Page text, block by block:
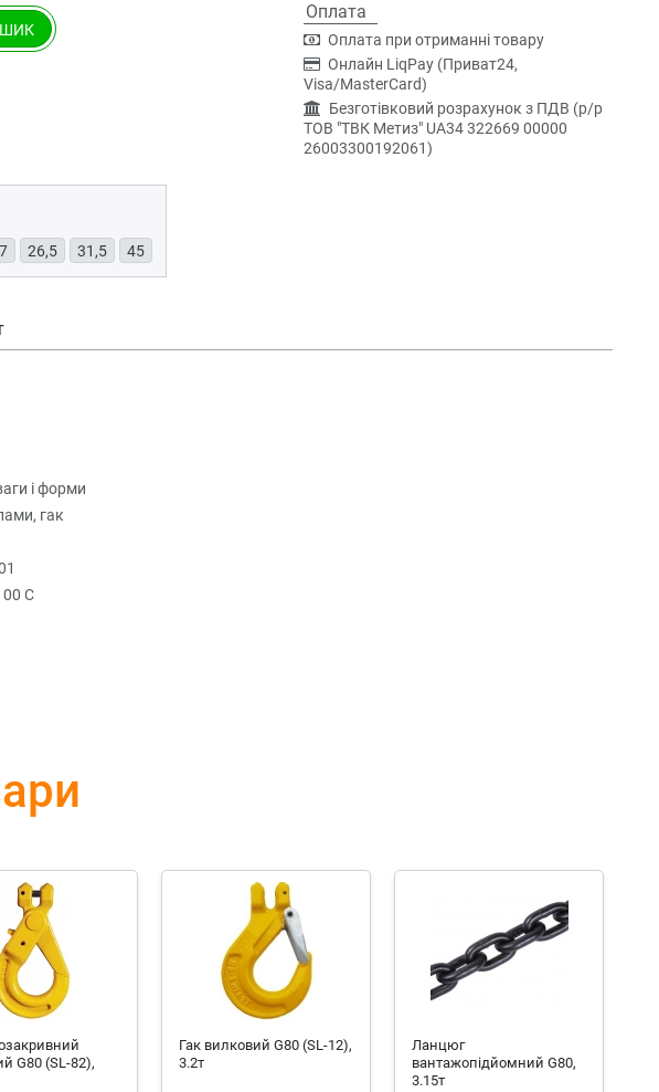
Оплата
Оплата при отриманні товару
Онлайн LiqPay (Приват24,
Visa/MasterCard)
Безготівковий розрахунок з ПДВ (р/р
ТОВ "ТВК Метиз" UA34 322669 00000
26003300192061)
26,5 31,5 45
і форми
гак
С
G80 (SL-82),
Гак вилковий G80 (SL-12),
3.2т
Ланцюг
вантажопідйомний G80,
3.15т